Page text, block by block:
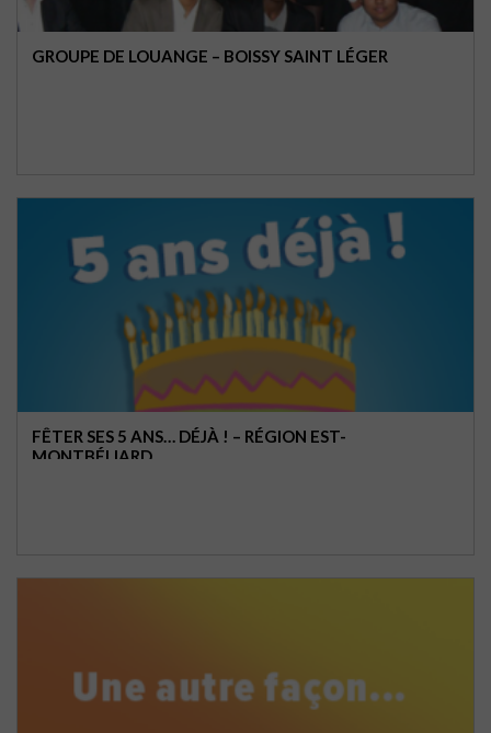
GROUPE DE LOUANGE – BOISSY SAINT LÉGER
FÊTER SES 5 ANS… DÉJÀ ! – RÉGION EST-
MONTBÉLIARD